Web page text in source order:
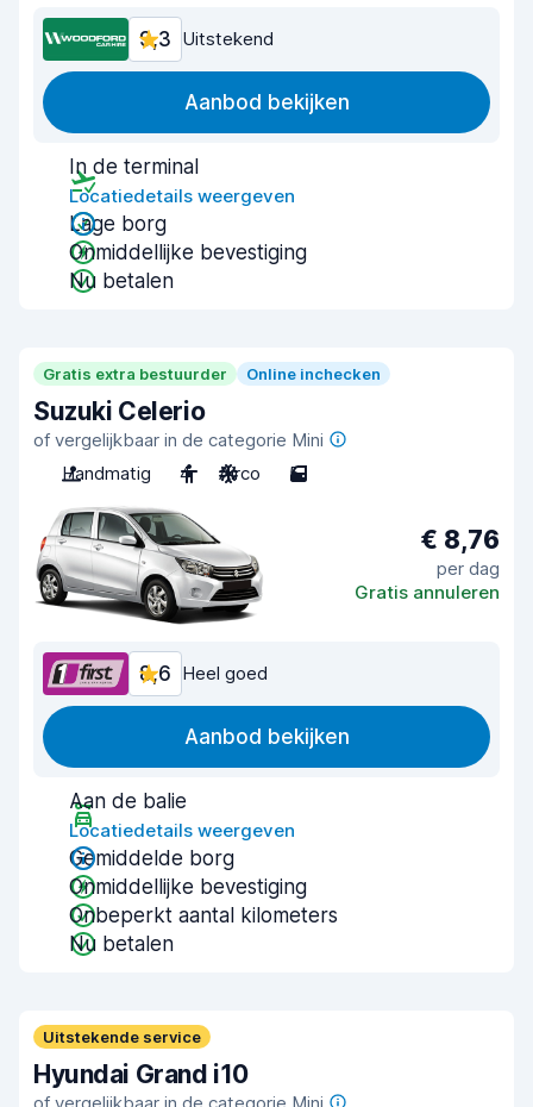
9,3 Uitstekend
Aanbod bekijken
In de terminal
Locatiedetails weergeven
Lage borg
Onmiddellijke bevestiging
Nu betalen
Gratis extra bestuurder Online inchecken
Suzuki Celerio
of vergelijkbaar in de categorie Mini
Handmatig
4 Airco 5
€ 8,76
per dag
Gratis annuleren
8,6 Heel goed
Aanbod bekijken
Aan de balie
Locatiedetails weergeven
Gemiddelde borg
Onmiddellijke bevestiging
Onbeperkt aantal kilometers
Nu betalen
Uitstekende service
Hyundai Grand i10